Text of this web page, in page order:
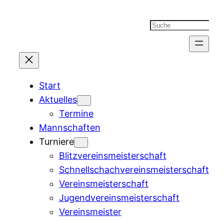
Suchen
Start
Aktuelles
Termine
Mannschaften
Turniere
Blitzvereinsmeisterschaft
Schnellschachvereinsmeisterschaft
Vereinsmeisterschaft
Jugendvereinsmeisterschaft
Vereinsmeister